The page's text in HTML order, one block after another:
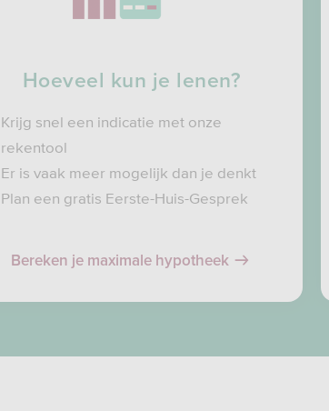
Hoeveel kun je lenen?
Krijg snel een indicatie met onze
rekentool
Er is vaak meer mogelijk dan je denkt
Plan een gratis Eerste-Huis-Gesprek
Bereken je maximale hypotheek